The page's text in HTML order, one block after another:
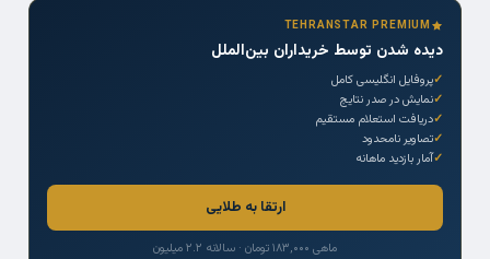
TEHRANSTAR PREMIUM
دیده شدن توسط خریداران بین‌الملل
پروفایل انگلیسی کامل
نمایش در صدر نتایج
دریافت استعلام مستقیم
تصاویر نامحدود
آمار بازدید ماهانه
ارتقا به طلایی
ماهی ۱۸۳,۰۰۰ تومان · سالانه ۲.۲ میلیون